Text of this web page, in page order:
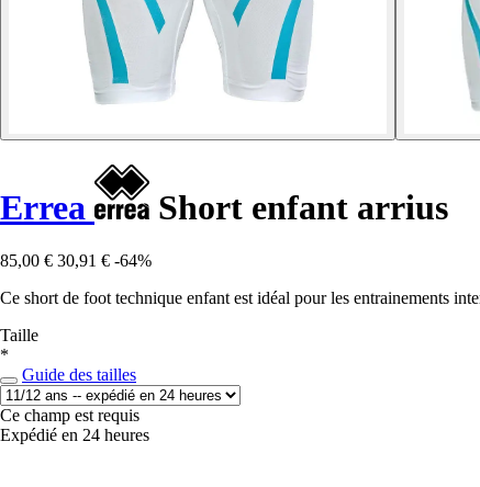
Errea Short enfant arrius
85,00 € 30,91 € -64%
Ce short de foot technique enfant est idéal pour les entrainements
Taille
*
Guide des tailles
Ce champ est requis
Expédié en 24 heures